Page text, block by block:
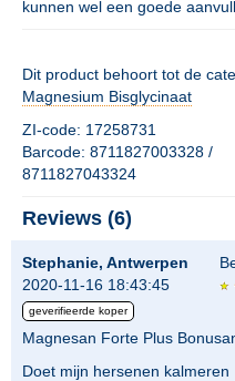
kunnen wel een goede
Dit product behoort tot de
Magnesium Bisglycinaat
ZI-code: 17258731
Barcode: 8711827003328 /
8711827043324
Reviews (6)
Stephanie, Antwerpen
2020-11-16 18:43:45
geverifieerde koper
Magnesan Forte Plus
Doet mijn hersenen kalmeren